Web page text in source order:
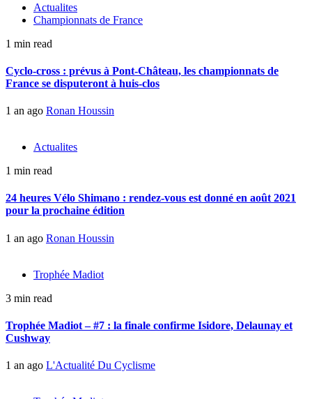
Actualites
Championnats de France
1 min read
Cyclo-cross : prévus à Pont-Château, les championnats de
France se disputeront à huis-clos
1 an ago Ronan Houssin
Actualites
1 min read
24 heures Vélo Shimano : rendez-vous est donné en août 2021
pour la prochaine édition
1 an ago Ronan Houssin
Trophée Madiot
3 min read
Trophée Madiot – #7 : la finale confirme Isidore, Delaunay et
Cushway
1 an ago L'Actualité Du Cyclisme